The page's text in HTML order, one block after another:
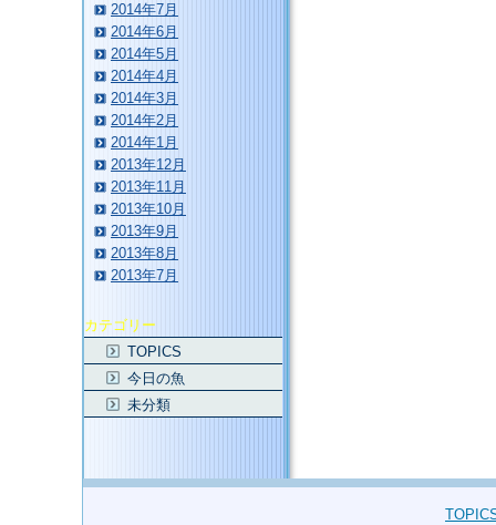
2014年7月
2014年6月
2014年5月
2014年4月
2014年3月
2014年2月
2014年1月
2013年12月
2013年11月
2013年10月
2013年9月
2013年8月
2013年7月
カテゴリー
TOPICS
今日の魚
未分類